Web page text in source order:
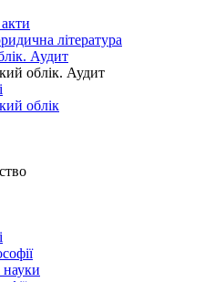
література
Аудит
облік. Аудит
облік
науки